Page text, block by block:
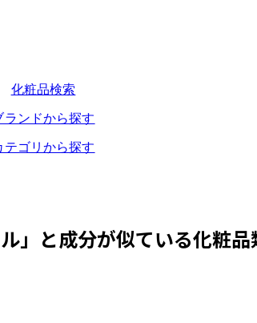
化粧品検索
ランドから探す
テゴリから探す
」と成分が似ている化粧品